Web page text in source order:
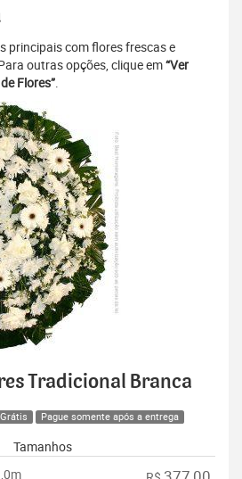
principais com flores frescas e
outras opções, clique em“Ver
Flores”.
Tradicional Branca
Pague somente após a entrega
Tamanhos